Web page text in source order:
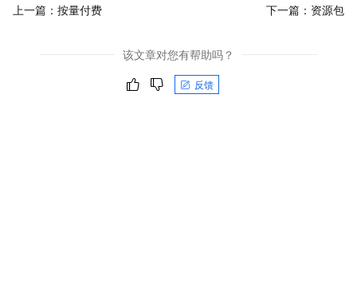
上一篇： 按量付费 下一篇： 资源包
该文章对您有帮助吗？
反馈